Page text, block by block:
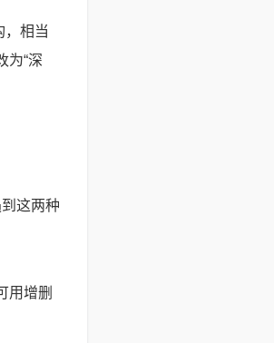
，相当
为“深
这两种
用增删